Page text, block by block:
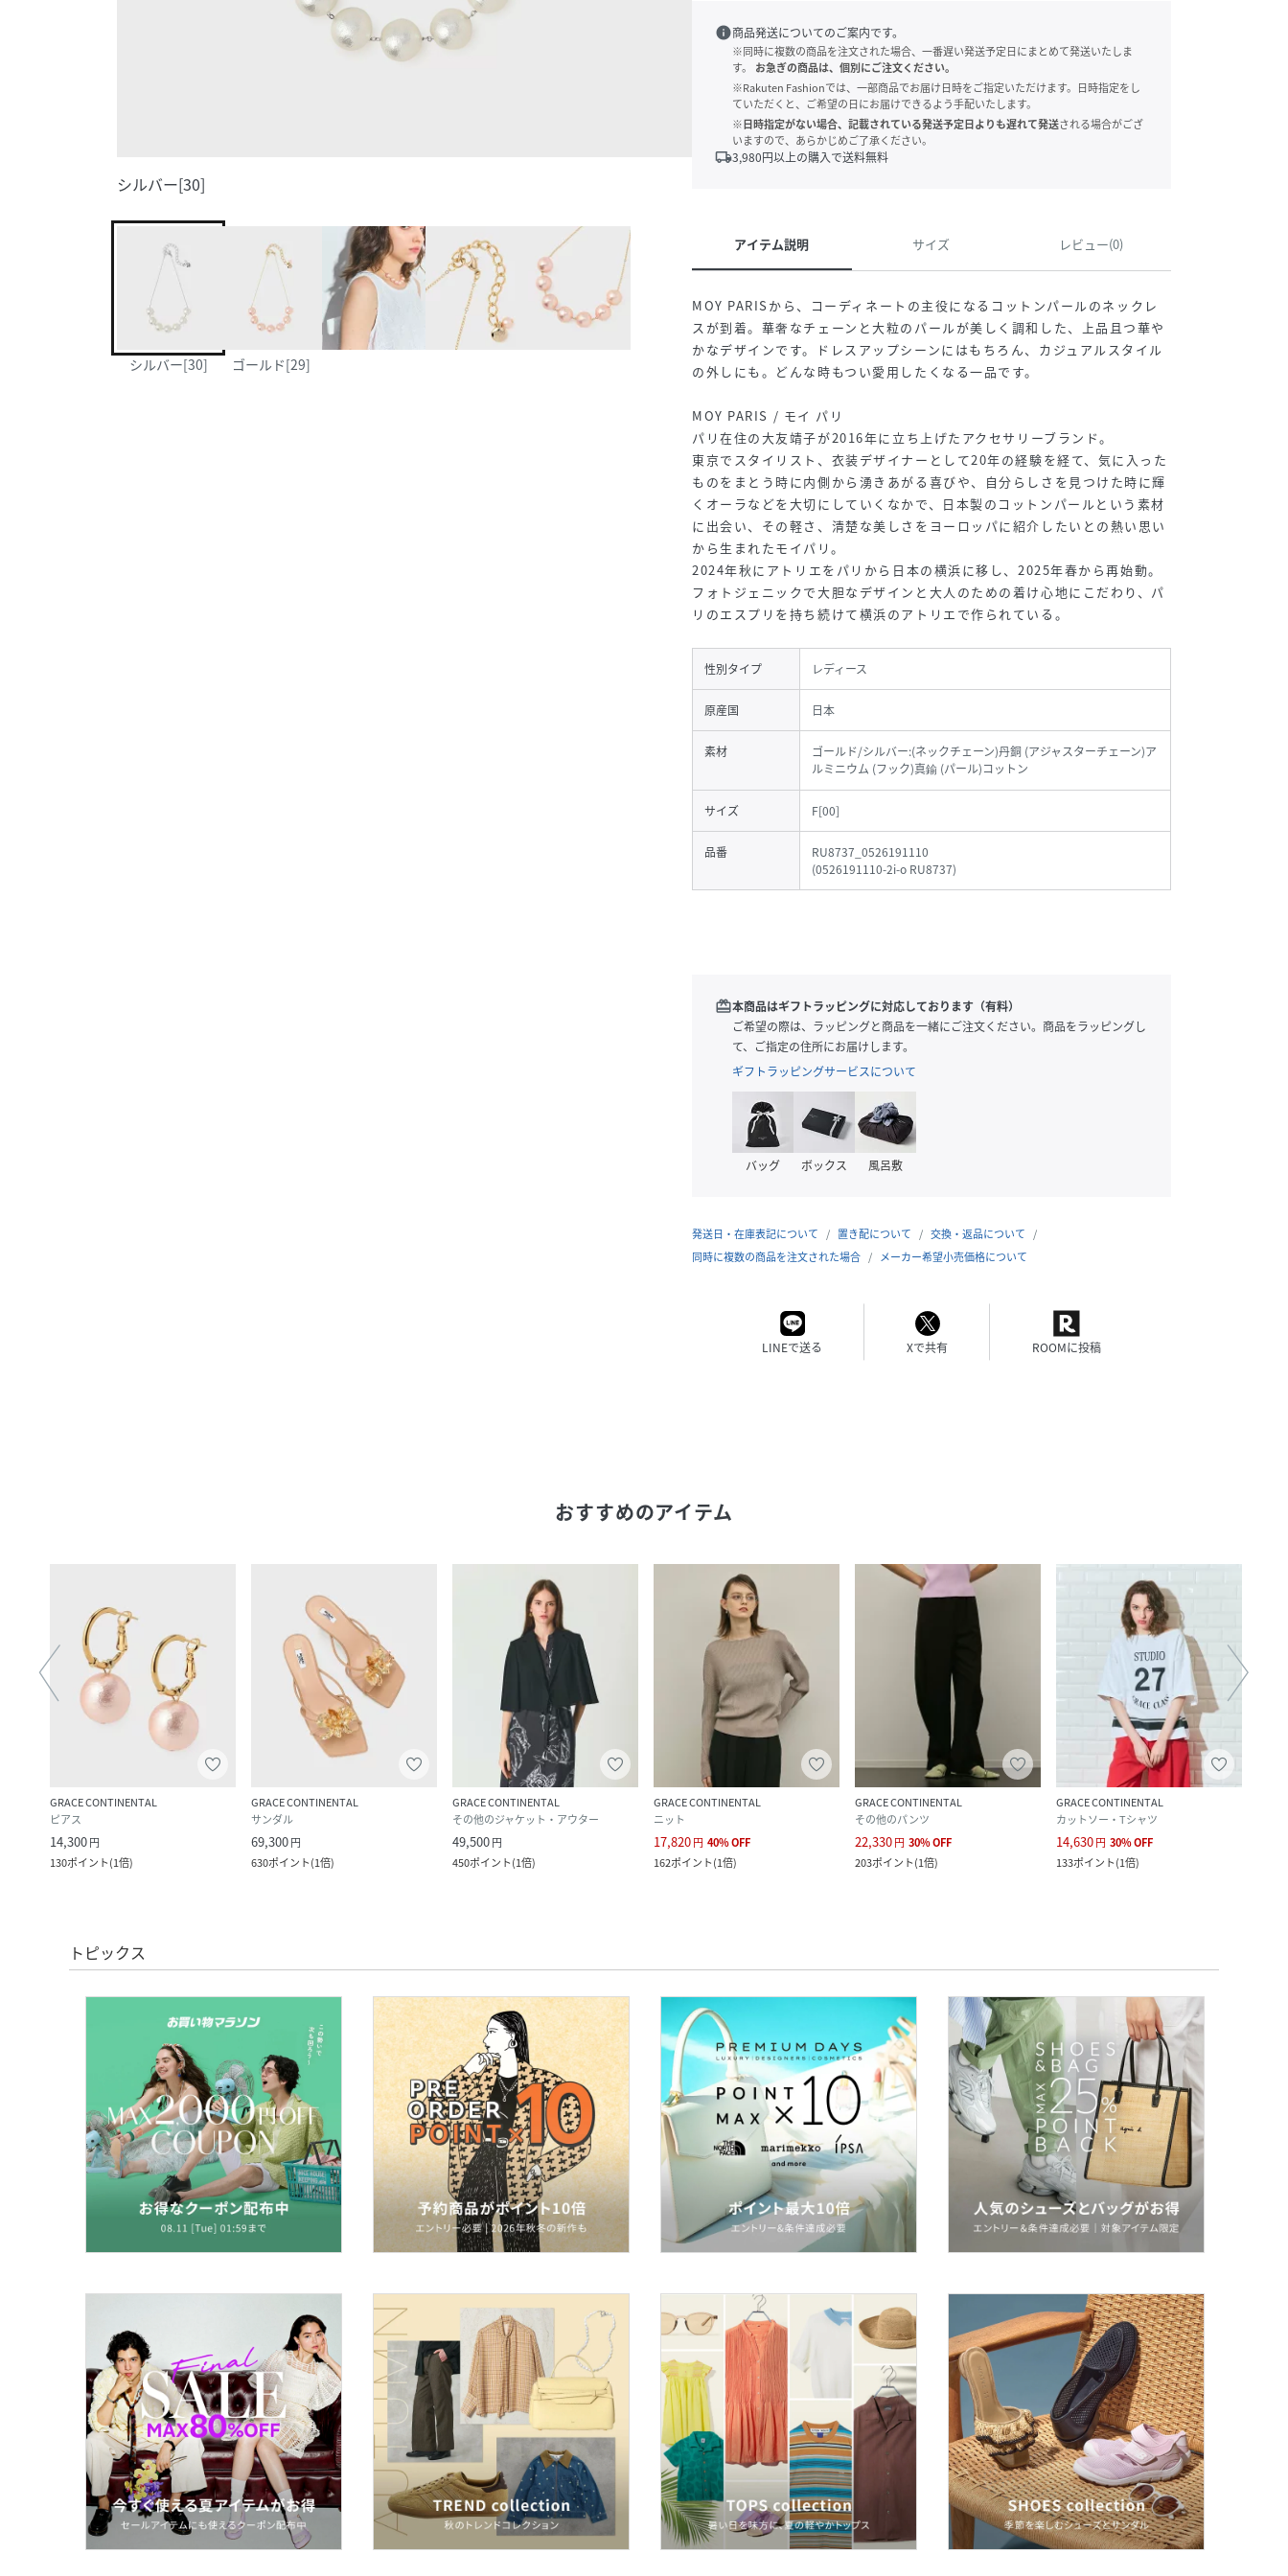
シルバー[30]
シルバー[30] ゴールド[29]
info商品発送についてのご案内です。
※同時に複数の商品を注文された場合、一番遅い発送予定日にまとめて発送いたしま
す。
お急ぎの商品は、個別にご注文ください。
※Rakuten Fashionでは、一部商品でお届け日時をご指定いただけます。日時指定をし
ていただくと、ご希望の日にお届けできるよう手配いたします。
※日時指定がない場合、記載されている発送予定日よりも遅れて発送される場合がござ
いますので、あらかじめご了承ください。
local_shipping3,980円以上の購入で送料無料
アイテム説明 サイズ レビュー(0)
MOY PARISから、コーディネートの主役になるコットンパールのネックレ
スが到着。華奢なチェーンと大粒のパールが美しく調和した、上品且つ華や
かなデザインです。ドレスアップシーンにはもちろん、カジュアルスタイル
の外しにも。どんな時もつい愛用したくなる一品です。
MOY PARIS / モイ パリ
パリ在住の大友靖子が2016年に立ち上げたアクセサリーブランド。
東京でスタイリスト、衣装デザイナーとして20年の経験を経て、気に入った
ものをまとう時に内側から湧きあがる喜びや、自分らしさを見つけた時に輝
くオーラなどを大切にしていくなかで、日本製のコットンパールという素材
に出会い、その軽さ、清楚な美しさをヨーロッパに紹介したいとの熱い思い
から生まれたモイパリ。
2024年秋にアトリエをパリから日本の横浜に移し、2025年春から再始動。
フォトジェニックで大胆なデザインと大人のための着け心地にこだわり、パ
リのエスプリを持ち続けて横浜のアトリエで作られている。
性別タイプ レディース
原産国 日本
素材
ゴールド/シルバー:(ネックチェーン)丹銅 (アジャスターチェーン)ア
ルミニウム (フック)真鍮 (パール)コットン
サイズ F[00]
品番
RU8737_0526191110
(0526191110-2i-o RU8737)
redeem本商品はギフトラッピングに対応しております（有料）
ご希望の際は、ラッピングと商品を一緒にご注文ください。商品をラッピングし
て、ご指定の住所にお届けします。
ギフトラッピングサービスについて
バッグ ボックス 風呂敷
発送日・在庫表記について 置き配について
交換・返品について
同時に複数の商品を注文された場合
メーカー希望小売価格について
LINEで送る Xで共有 ROOMに投稿
おすすめのアイテム
GRACE CONTINENTAL
ピアス
14,300円
130ポイント(1倍)
GRACE CONTINENTAL
サンダル
69,300円
630ポイント(1倍)
GRACE CONTINENTAL
その他のジャケット・アウター
49,500円
450ポイント(1倍)
GRACE CONTINENTAL
ニット
17,820円 40%OFF
162ポイント(1倍)
GRACE CONTINENTAL
その他のパンツ
22,330円 30%OFF
203ポイント(1倍)
GRACE CONTINENTAL
カットソー・Tシャツ
14,630円 30%OFF
133ポイント(1倍)
トピックス